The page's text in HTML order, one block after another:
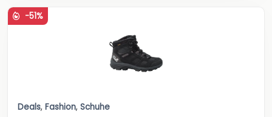
-51%
Deals, Fashion, Schuhe